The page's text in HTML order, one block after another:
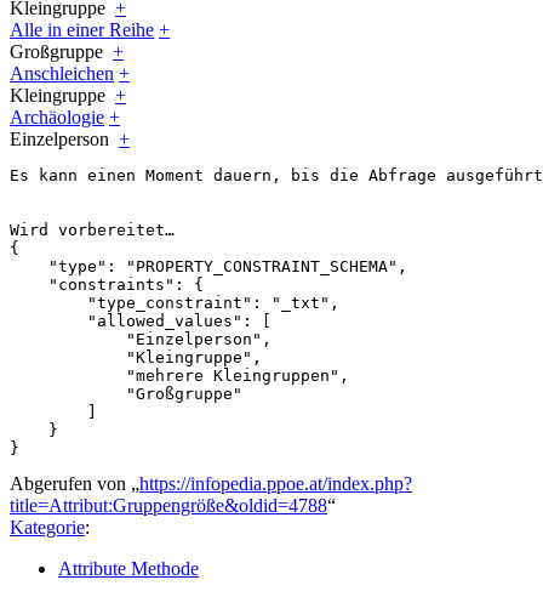
Kleingruppe +
Alle in einer Reihe +
Großgruppe +
Anschleichen +
Kleingruppe +
Archäologie +
Einzelperson +
Es kann einen Moment dauern, bis die Abfrage
{
    "type": "PROPERTY_CONSTRAINT_SCHEMA",
    "constraints": {
        "type_constraint": "_txt",
        "allowed_values": [
            "Einzelperson",
            "Kleingruppe",
            "mehrere Kleingruppen",
            "Großgruppe"
    }
}
Abgerufen von „https://infopedia.ppoe.at/index.php?
title=Attribut:Gruppengröße&oldid=4788“
Kategorie:
Attribute Methode